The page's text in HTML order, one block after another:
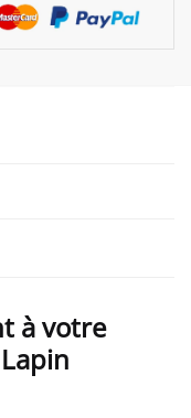
à votre